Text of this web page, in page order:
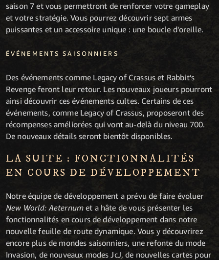
saison 7 et vous permettront de renforcer votre gameplay
et votre stratégie. Vous pourrez découvrir sept armes
puissantes et un accessoire unique : une boucle d'oreille.
ÉVÉNEMENTS SAISONNIERS
Des événements comme Legacy of Crassus et Rabbit’s
Revenge feront leur retour. Les nouveaux joueurs pourront
ainsi découvrir ces événements cultes. Certains de ces
événements, comme Legacy of Crassus, proposeront des
récompenses améliorées qui vont au-delà du niveau 700.
De nouveaux détails seront bientôt disponibles.
LA SUITE : FONCTIONNALITÉS
EN COURS DE DÉVELOPPEMENT
Notre équipe de développement a prévu de faire évoluer
New World: Aeternum et a hâte de vous présenter les
fonctionnalités en cours de développement dans notre
nouvelle feuille de route dynamique. Vous y découvrirez
encore plus de mondes saisonniers, une refonte du mode
Invasion, de nouveaux modes JcJ, de nouvelles cartes pour